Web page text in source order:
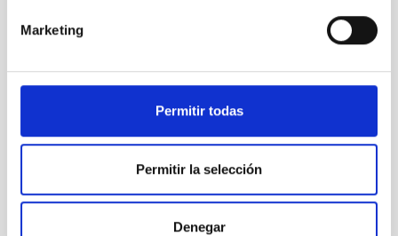
Marketing
Permitir todas
Permitir la selección
Denegar
TMT
Ø 3000.00 cm